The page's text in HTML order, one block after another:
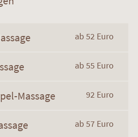
ab 52 Euro
ab 55 Euro
Massage 92 Euro
ab 57 Euro